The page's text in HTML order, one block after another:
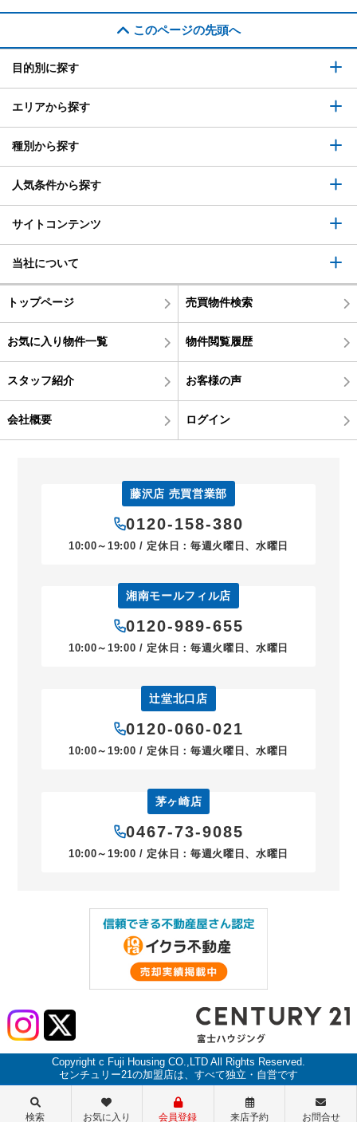
このページの先頭へ
目的別に探す
エリアから探す
種別から探す
人気条件から探す
サイトコンテンツ
当社について
トップページ 売買物件検索
お気に入り物件一覧 物件閲覧履歴
スタッフ紹介 お客様の声
会社概要 ログイン
藤沢店 売買営業部
0120-158-380
10:00～19:00 / 定休日：毎週火曜日、水曜日
湘南モールフィル店
0120-989-655
10:00～19:00 / 定休日：毎週火曜日、水曜日
辻堂北口店
0120-060-021
10:00～19:00 / 定休日：毎週火曜日、水曜日
茅ヶ崎店
0467-73-9085
10:00～19:00 / 定休日：毎週火曜日、水曜日
Copyright c Fuji Housing CO.,LTD All Rights Reserved.
センチュリー21の加盟店は、すべて独立・自営です
検索 お気に入り 会員登録 来店予約 お問合せ